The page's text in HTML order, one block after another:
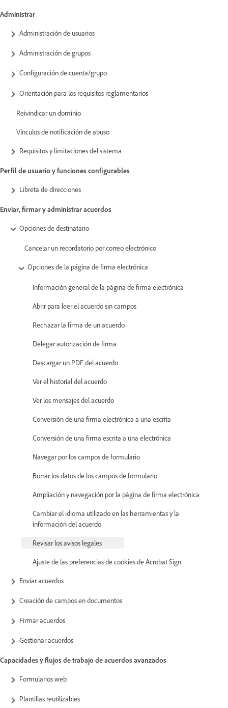
Administrar
Administración de usuarios
Administración de grupos
Configuración de cuenta/grupo
Orientación para los requisitos reglamentarios
Reivindicar un dominio
Vínculos de notificación de abuso
Requisitos y limitaciones del sistema
Perfil de usuario y funciones configurables
Libreta de direcciones
Enviar, firmar y administrar acuerdos
Opciones de destinatario
Cancelar un recordatorio por correo electrónico
Opciones de la página de firma electrónica
Información general de la página de firma electrónica
Abrir para leer el acuerdo sin campos
Rechazar la firma de un acuerdo
Delegar autorización de firma
Descargar un PDF del acuerdo
Ver el historial del acuerdo
Ver los mensajes del acuerdo
Conversión de una firma electrónica a una escrita
Conversión de una firma escrita a una electrónica
Navegar por los campos de formulario
Borrar los datos de los campos de formulario
Ampliación y navegación por la página de firma electrónica
Cambiar el idioma utilizado en las herramientas y la
información del acuerdo
Revisar los avisos legales
Ajuste de las preferencias de cookies de Acrobat Sign
Enviar acuerdos
Creación de campos en documentos
Firmar acuerdos
Gestionar acuerdos
Capacidades y flujos de trabajo de acuerdos avanzados
Formularios web
Plantillas reutilizables